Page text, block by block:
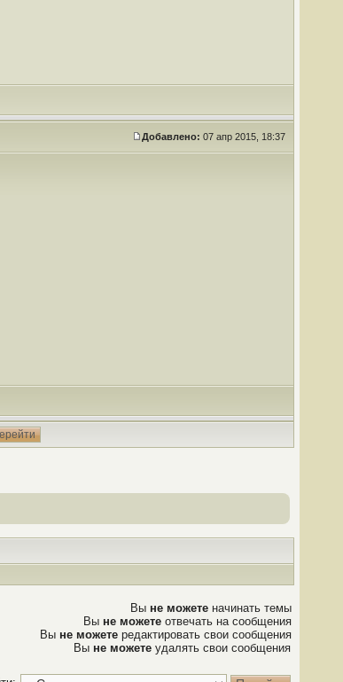
Добавлено: 07 апр 2015, 18:37
Вы не можете начинать темы
Вы не можете отвечать на сообщения
Вы не можете редактировать свои сообщения
Вы не можете удалять свои сообщения